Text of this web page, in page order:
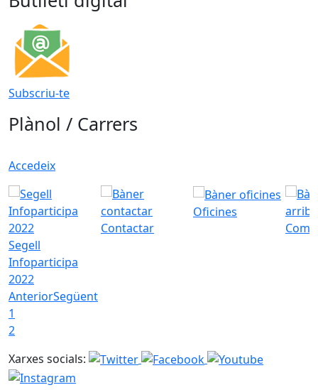
Subscriu-te
Plànol / Carrers
Accedeix
Segell
Infoparticipa
2022
Contactar
Oficines
Com
AnteriorSegüent
1
2
Xarxes socials: